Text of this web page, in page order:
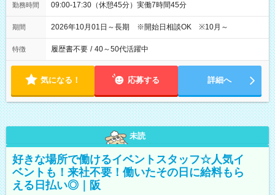
勤務時間 09:00-17:30（休憩45分）実働7時間45分
期間 2026年10月01日～長期 ※開始日相談OK ※10月～
特徴 履歴書不要 / 40～50代活躍中
気になる！ 応募する 詳細へ
未読
好きな場所で働けるイベントスタッフ☆人気イ
ベントも！来社不要！働いたその日に給料もら
える日払い◎｜阪